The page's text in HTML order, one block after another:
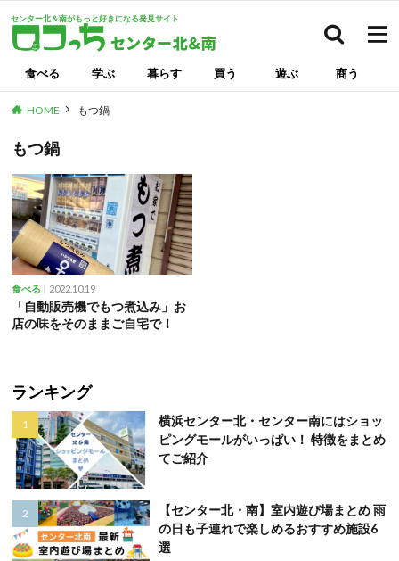
センター北＆南がもっと好きになる発見サイト
食べる 学ぶ 暮らす 買う 遊ぶ 商う
HOME もつ鍋
もつ鍋
食べる 2022.10.19
「自動販売機でもつ煮込み」お
店の味をそのままご自宅で！
ランキング
横浜センター北・センター南にはショッ
ピングモールがいっぱい！ 特徴をまとめ
てご紹介
【センター北・南】室内遊び場まとめ 雨
の日も子連れで楽しめるおすすめ施設6
選